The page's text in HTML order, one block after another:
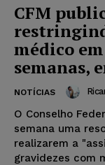
CFM
médico
semanas,
NOTÍCIAS
O Conselho
semana uma
realizarem a
gravidezes com